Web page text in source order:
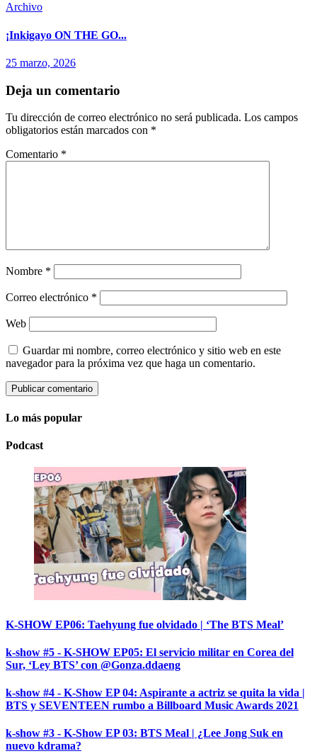
Archivo
¡Inkigayo ON THE GO...
25 marzo, 2026
Deja un comentario
Tu dirección de correo electrónico no será publicada. Los campos
obligatorios están marcados con *
Comentario *
Nombre *
Correo electrónico *
Web
Guardar mi nombre, correo electrónico y sitio web en este
navegador para la próxima vez que haga un comentario.
Lo más popular
Podcast
K-SHOW EP06: Taehyung fue olvidado | ‘The BTS Meal’
k-show #5 - K-SHOW EP05: El servicio militar en Corea del
Sur, ‘Ley BTS’ con @Gonza.ddaeng
k-show #4 - K-Show EP 04: Aspirante a actriz se quita la vida |
BTS y SEVENTEEN rumbo a Billboard Music Awards 2021
k-show #3 - K-Show EP 03: BTS Meal | ¿Lee Jong Suk en
nuevo kdrama?